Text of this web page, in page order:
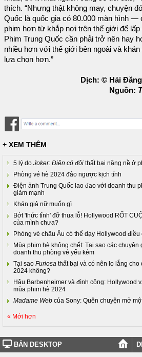
thích. “Nhưng thật không may, chuyện
Quốc là quốc gia có 80.000 màn hình —
phim hơn từ khắp nơi trên thế giới để
Phim Trung Quốc cần phải trở nên hay
nhiều hơn với thế giới bên ngoài và
lựa chọn hơn.”
Dịch: © Hải
Nguồn:
+ XEM THÊM
5 lý do Joker: Điên có đôi thất bại nặng nề ở
Phòng vé hè 2024 đảo ngược kịch tính
Điện ảnh Trung Quốc lao đao với doanh thu
giảm mạnh
Khán giả nữ muốn gì
Bớt 'thức tỉnh' đỡ thua lỗ! Hollywood RỐT
của mình chưa?
Phòng vé châu Âu có thể dạy Hollywood điều
Mùa phim hè không chết: Tại sao các
doanh thu phòng vé yếu kém
Tại sao Furiosa thất bại và có nên lo lắng
2024 không?
Hậu Barbenheimer và đình công: Hollywood
mùa phim hè 2024
Madame Web của Sony: Quên chuyện mở
« Mới hơn
BẢN DESKTOP